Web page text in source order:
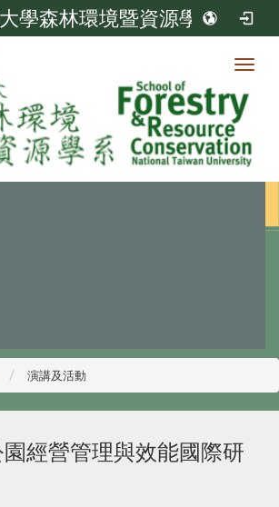
學森林環境暨資源學系
演講及活動
經營管理與效能國際研